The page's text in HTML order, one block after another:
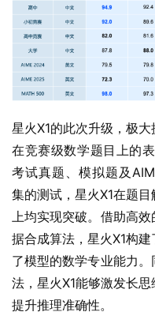
星火X1的此次升级，极
在竞赛级数学题目上的
考试真题、模拟题及
集的测试，星火X1在题
上均实现突破。借助高
据合成算法，星火X1构
了模型的数学专业能力
法，星火X1能够激发长
提升推理准确性。